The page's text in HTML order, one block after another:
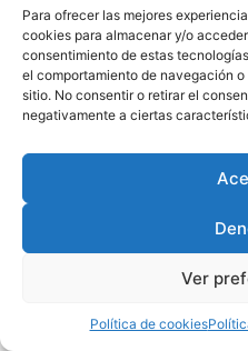
Para ofrecer las mejores
cookies para almacenar y/o
consentimiento de estas
el comportamiento de navegación
sitio. No consentir o retirar el
negativamente a ciertas
Ver
Política de cookies
No imaginaba en abril de
primer artículo en las
escribiendo más de
hasta 2023. Se abrió el
largo dedicado al cine
2003 y se cerró con la
Política
|